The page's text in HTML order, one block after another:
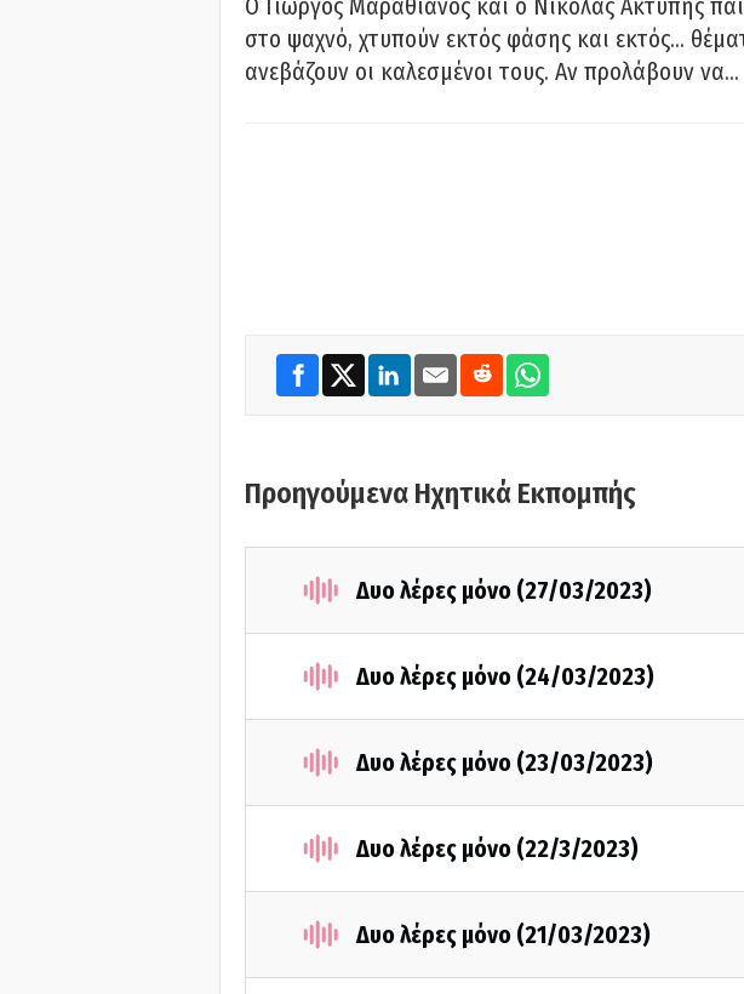
Ο Γιώργος Μαραθιανός και ο Νικόλας Ακτύπης
στο ψαχνό, χτυπούν εκτός φάσης και εκτός…
ανεβάζουν οι καλεσμένοι τους. Αν προλάβουν
Προηγούμενα Ηχητικά Εκπομπής
Δυο λέρες μόνο (27/03/2023)
Δυο λέρες μόνο (24/03/2023)
Δυο λέρες μόνο (23/03/2023)
Δυο λέρες μόνο (22/3/2023)
Δυο λέρες μόνο (21/03/2023)